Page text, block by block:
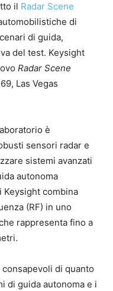
il Radar Scene
di
di guida,
del test. Keysight
Radar Scene
Las Vegas
è
sensori radar e
sistemi avanzati
autonoma
Keysight combina
(RF) in uno
rappresenta fino a
di quanto
di guida autonoma e i